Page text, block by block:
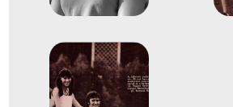
Rövidtávfutás 100 m síkfutás